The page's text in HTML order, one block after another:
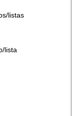
listas
lista